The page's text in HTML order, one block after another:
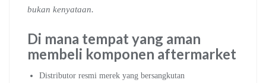
bukan kenyataan.
Di mana tempat yang aman
membeli komponen aftermarket
Distributor resmi merek yang bersangkutan